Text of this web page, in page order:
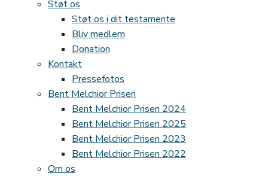
Støt os
Støt os i dit testamente
Bliv medlem
Donation
Kontakt
Pressefotos
Bent Melchior Prisen
Bent Melchior Prisen 2024
Bent Melchior Prisen 2025
Bent Melchior Prisen 2023
Bent Melchior Prisen 2022
Om os